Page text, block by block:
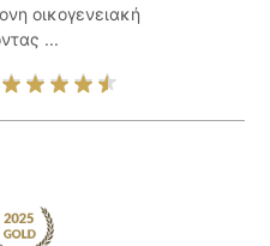
οικογενειακή
...